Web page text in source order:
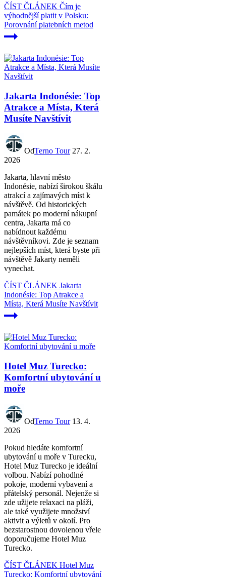
ČÍST ČLÁNEK Čím je
výhodnější platit v Polsku:
Porovnání platebních metod
Jakarta Indonésie: Top
Atrakce a Místa, Která
Musíte Navštívit
OdTerno Tour 27. 2.
2026
Jakarta, hlavní město
Indonésie, nabízí širokou škálu
atrakcí a zajímavých míst k
návštěvě. Od historických
památek po moderní nákupní
centra, Jakarta má co
nabídnout každému
návštěvníkovi. Zde je seznam
nejlepších míst, která byste při
návštěvě Jakarty neměli
vynechat.
ČÍST ČLÁNEK Jakarta
Indonésie: Top Atrakce a
Místa, Která Musíte Navštívit
Hotel Muz Turecko:
Komfortní ubytování u
moře
OdTerno Tour 13. 4.
2026
Pokud hledáte komfortní
ubytování u moře v Turecku,
Hotel Muz Turecko je ideální
volbou. Nabízí pohodlné
pokoje, moderní vybavení a
přátelský personál. Nejenže si
zde užijete relaxaci na pláži,
ale také využijete množství
aktivit a výletů v okolí. Pro
bezstarostnou dovolenou vřele
doporučujeme Hotel Muz
Turecko.
ČÍST ČLÁNEK Hotel Muz
Turecko: Komfortní ubytování